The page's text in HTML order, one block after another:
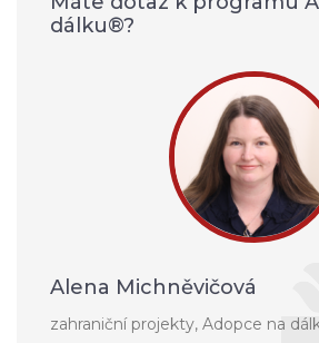
dálku®?
Alena Michněvičová
zahraniční projekty, Adopce na